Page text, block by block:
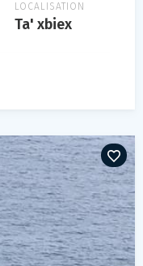
LOCALISATION
Ta' xbiex